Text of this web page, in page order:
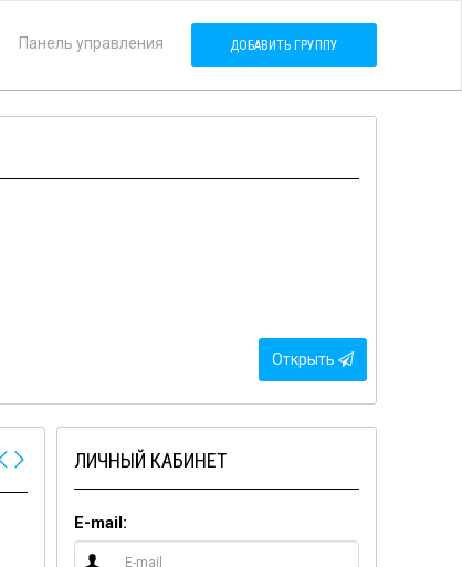
Панель управления ДОБАВИТЬ ГРУППУ
Открыть
ЛИЧНЫЙ КАБИНЕТ
E-mail: